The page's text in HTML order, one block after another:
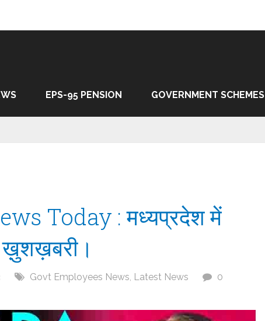
EPS-95 PENSION GOVERNMENT SCHEMES
Today : मध्यप्रदेश में
ख़ुशख़बरी।
Govt Employees News, Latest News
0